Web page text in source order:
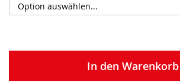
In den Warenkorb